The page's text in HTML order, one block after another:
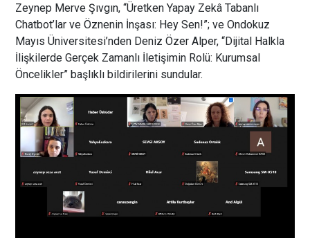
Zeynep Merve Şıvgın, “Üretken Yapay Zekâ Tabanlı
Chatbot’lar ve Öznenin İnşası: Hey Sen!”; ve Ondokuz
Mayıs Üniversitesi’nden Deniz Özer Alper, “Dijital Halkla
İlişkilerde Gerçek Zamanlı İletişimin Rolü: Kurumsal
Öncelikler” başlıklı bildirilerini sundular.